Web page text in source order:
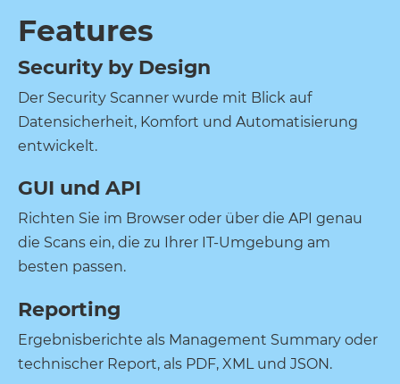
Features
Security by Design
Der Security Scanner wurde mit Blick auf
Datensicherheit, Komfort und Automatisierung
entwickelt.
GUI und API
Richten Sie im Browser oder über die API genau
die Scans ein, die zu Ihrer IT-Umgebung am
besten passen.
Reporting
Ergebnisberichte als Management Summary oder
technischer Report, als PDF, XML und JSON.